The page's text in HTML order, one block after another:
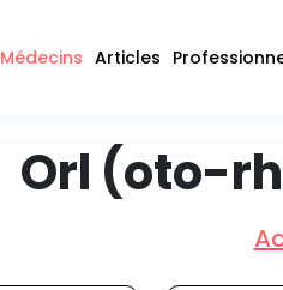
Médecins Articles
Orl (oto-